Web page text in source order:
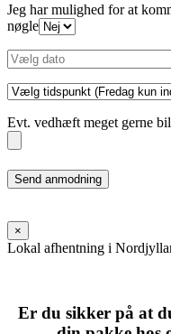
Jeg har mulighed for at
nøgle
Evt. vedhæft meget gerne
Please
leave
field
empty.
×
Lokal afhentning i
Er du sikker på at